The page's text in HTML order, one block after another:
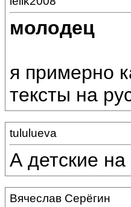
молодец
я примерно
тексты на
tululueva
А детские на
Вячеслав Серёгин